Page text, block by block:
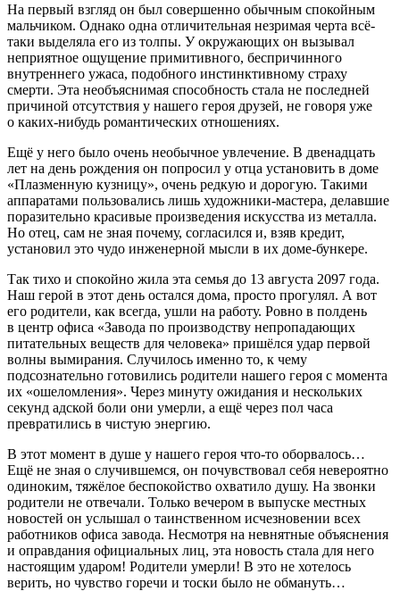
На первый взгляд он был совершенно обычным спокойным
мальчиком. Однако одна отличительная незримая черта всё-
таки выделяла его из толпы. У окружающих он вызывал
неприятное ощущение примитивного, беспричинного
внутреннего ужаса, подобного инстинктивному страху
смерти. Эта необъяснимая способность стала не последней
причиной отсутствия у нашего героя друзей, не говоря уже
о каких-нибудь романтических отношениях.
Ещё у него было очень необычное увлечение. В двенадцать
лет на день рождения он попросил у отца установить в доме
«Плазменную кузницу», очень редкую и дорогую. Такими
аппаратами пользовались лишь художники-мастера, делавшие
поразительно красивые произведения искусства из металла.
Но отец, сам не зная почему, согласился и, взяв кредит,
установил это чудо инженерной мысли в их доме-бункере.
Так тихо и спокойно жила эта семья до 13 августа 2097 года.
Наш герой в этот день остался дома, просто прогулял. А вот
его родители, как всегда, ушли на работу. Ровно в полдень
в центр офиса «Завода по производству непропадающих
питательных веществ для человека» пришёлся удар первой
волны вымирания. Случилось именно то, к чему
подсознательно готовились родители нашего героя с момента
их «ошеломления». Через минуту ожидания и нескольких
секунд адской боли они умерли, а ещё через пол часа
превратились в чистую энергию.
В этот момент в душе у нашего героя что-то оборвалось…
Ещё не зная о случившемся, он почувствовал себя невероятно
одиноким, тяжёлое беспокойство охватило душу. На звонки
родители не отвечали. Только вечером в выпуске местных
новостей он услышал о таинственном исчезновении всех
работников офиса завода. Несмотря на невнятные объяснения
и оправдания официальных лиц, эта новость стала для него
настоящим ударом! Родители умерли! В это не хотелось
верить, но чувство горечи и тоски было не обмануть…